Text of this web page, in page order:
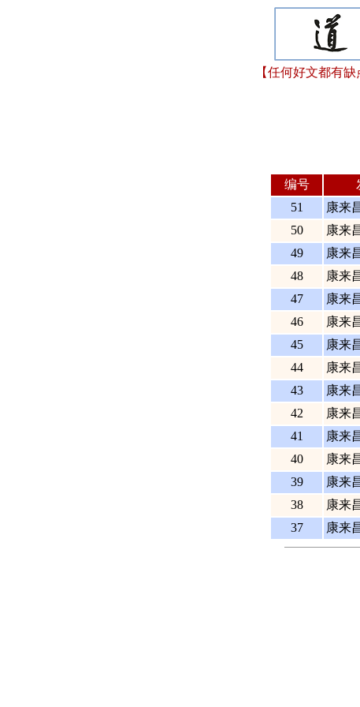
【任何好文都有
编号
51
康来
50
康来
49
康来
48
康来
47
康来
46
康来
45
康来
44
康来
43
康来
42
康来
41
康来
40
康来
39
康来
38
康来
37
康来